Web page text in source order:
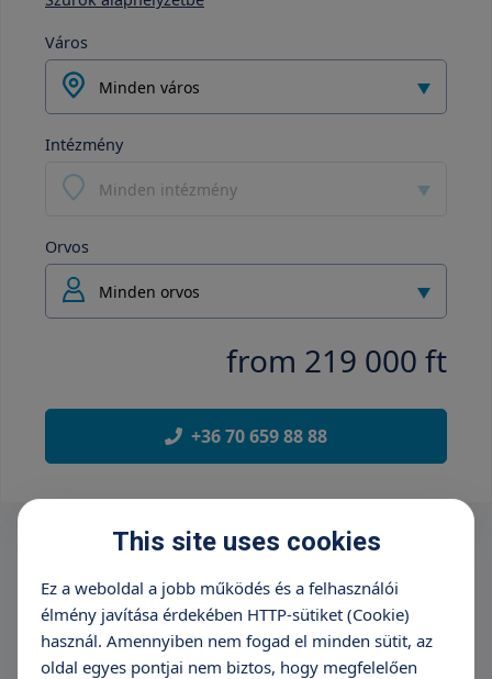
Város
Minden város
Intézmény
Minden intézmény
Orvos
Minden orvos
from 219 000 ft
+36 70 659 88 88
This site uses cookies
Ez a weboldal a jobb működés és a felhasználói
élmény javítása érdekében HTTP-sütiket (Cookie)
használ. Amennyiben nem fogad el minden sütit, az
oldal egyes pontjai nem biztos, hogy megfelelően